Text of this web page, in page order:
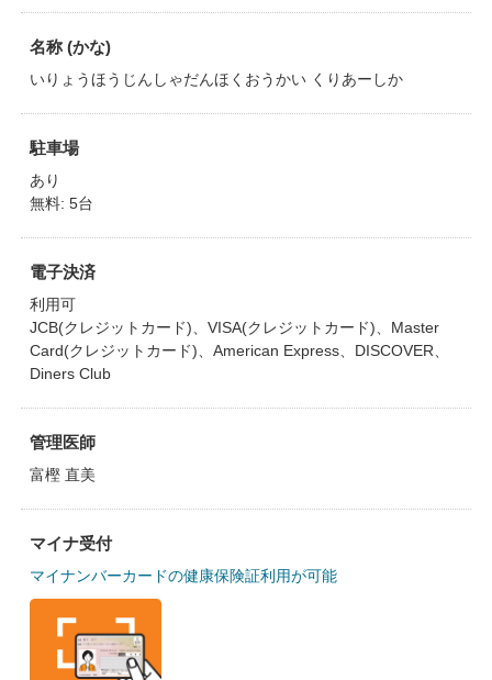
名称 (かな)
いりょうほうじんしゃだんほくおうかい くりあーしか
駐車場
あり
無料: 5台
電子決済
利用可
JCB(クレジットカード)、VISA(クレジットカード)、Master
Card(クレジットカード)、American Express、DISCOVER、
Diners Club
管理医師
富樫 直美
マイナ受付
マイナンバーカードの健康保険証利用が可能